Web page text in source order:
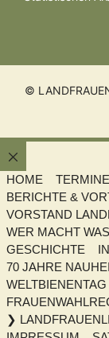
©
Schließen
HOME
TERMINE
BERICHTE &
VORSTAND
WER MACHT
GESCHICHTE
70 JAHRE
WELTBIENENTAG
❯